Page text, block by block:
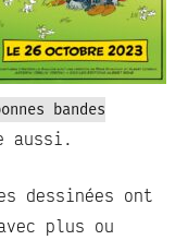
bandes
aussi.
dessinées ont
plus ou